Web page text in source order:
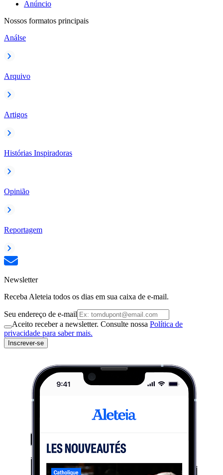
Anúncio
Nossos formatos principais
Análse
Arquivo
Artigos
Histórias Inspiradoras
Opinião
Reportagem
Newsletter
Receba Aleteia todos os dias em sua caixa de e-mail.
Seu endereço de e-mail
Aceito receber a newsletter. Consulte nossa Política de
privacidade para saber mais.
Inscrever-se